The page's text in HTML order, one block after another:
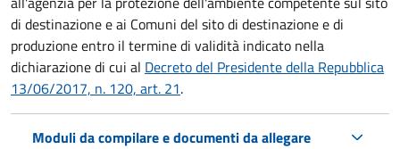
di destinazione e ai Comuni del sito di destinazione e di
produzione entro il termine di validità indicato nella
dichiarazione di cui al Decreto del Presidente della Repubblica
13/06/2017, n. 120, art. 21.
Moduli da compilare e documenti da allegare